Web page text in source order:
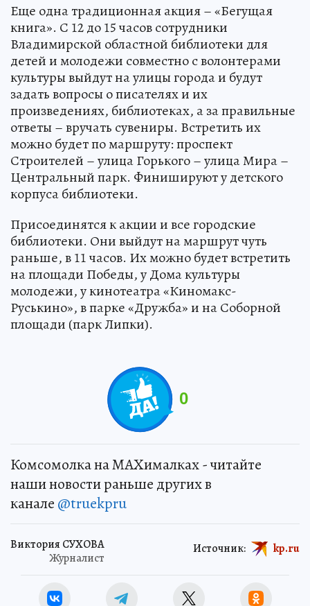
Еще одна традиционная акция – «Бегущая
книга». С 12 до 15 часов сотрудники
Владимирской областной библиотеки для
детей и молодежи совместно с волонтерами
культуры выйдут на улицы города и будут
задать вопросы о писателях и их
произведениях, библиотеках, а за правильные
ответы – вручать сувениры. Встретить их
можно будет по маршруту: проспект
Строителей – улица Горького – улица Мира –
Центральный парк. Финишируют у детского
корпуса библиотеки.
Присоединятся к акции и все городские
библиотеки. Они выйдут на маршрут чуть
раньше, в 11 часов. Их можно будет встретить
на площади Победы, у Дома культуры
молодежи, у кинотеатра «Киномакс-
Руськино», в парке «Дружба» и на Соборной
площади (парк Липки).
0
Комсомолка на MAXималках - читайте
наши новости раньше других в
канале @truekpru
Виктория СУХОВА
Журналист
Источник: kp.ru